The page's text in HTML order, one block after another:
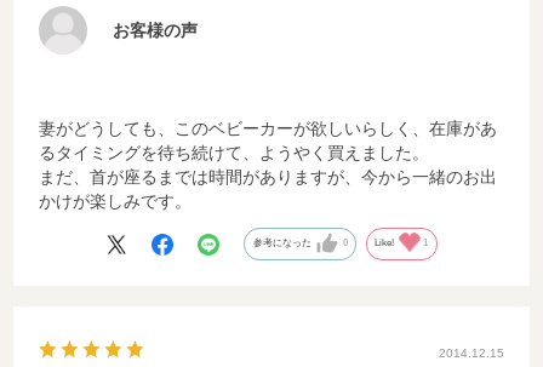
お客様の声
妻がどうしても、このベビーカーが欲しいらしく、在庫があ
るタイミングを待ち続けて、ようやく買えました。
まだ、首が座るまでは時間がありますが、今から一緒のお出
かけが楽しみです。
参考になった 0 Like! 1
2014.12.15